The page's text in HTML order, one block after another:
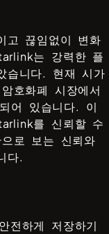
고 끊임없이 변화
는 강력한 플
습니다. 현재 시가
호화폐 시장에서
어 있습니다. 이
를 신뢰할 수
로 보는 신뢰와
다.
전하게 저장하기